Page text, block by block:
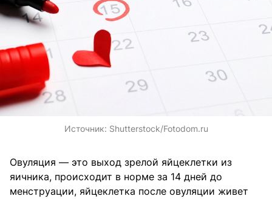
Источник: Shutterstock/Fotodom.ru
Овуляция — это выход зрелой яйцеклетки из
яичника, происходит в норме за 14 дней до
менструации, яйцеклетка после овуляции живет